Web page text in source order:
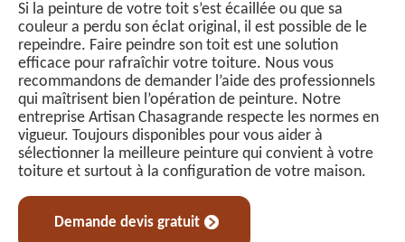
Si la peinture de votre toit s’est écaillée ou que sa
couleur a perdu son éclat original, il est possible de le
repeindre. Faire peindre son toit est une solution
efficace pour rafraîchir votre toiture. Nous vous
recommandons de demander l’aide des professionnels
qui maîtrisent bien l’opération de peinture. Notre
entreprise Artisan Chasagrande respecte les normes en
vigueur. Toujours disponibles pour vous aider à
sélectionner la meilleure peinture qui convient à votre
toiture et surtout à la configuration de votre maison.
Demande devis gratuit